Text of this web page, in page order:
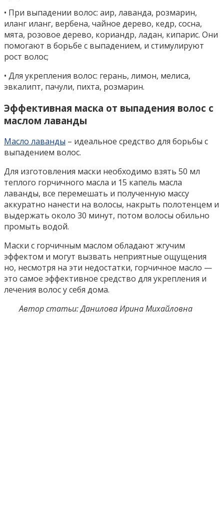
• При выпадении волос: аир, лаванда, розмарин,
иланг иланг, вербена, чайное дерево, кедр, сосна,
мята, розовое дерево, кориандр, ладан, кипарис. Они
помогают в борьбе с выпадением, и стимулируют
рост волос;
• Для укрепления волос: герань, лимон, мелиса,
эвкалипт, пачули, пихта, розмарин.
Эффективная маска от выпадения волос с
маслом лаванды
Масло лаванды – идеальное средство для борьбы с
выпадением волос.
Для изготовления маски необходимо взять 50 мл
теплого горчичного масла и 15 капель масла
лаванды, все перемешать и полученную массу
аккуратно нанести на волосы, накрыть полотенцем и
выдержать около 30 минут, потом волосы обильно
промыть водой.
Маски с горчичным маслом обладают жгучим
эффектом и могут вызвать неприятные ощущения
но, несмотря на эти недостатки, горчичное масло —
это самое эффективное средство для укрепления и
лечения волос у себя дома.
Автор статьи: Данилова Ирина Михайловна